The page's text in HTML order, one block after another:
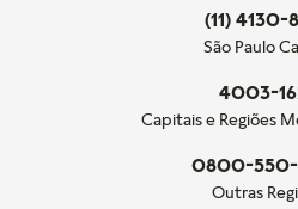
(11) 4130-
São Paulo
4003-
Capitais e Regiões
0800-
Outras